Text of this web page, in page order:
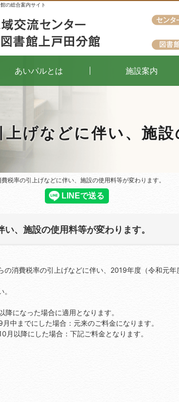
上げなどに伴い、施
の総合案内サイト
費税率の引上げなどに伴い、施設の使用料等が変わります。
、施設の使用料等が変わります。
の消費税率の引上げなどに伴い、2019年度（令和元年
になった場合に適用となります。
中までにした場合：元来のご料金になります。
降にした場合：下記ご料金となります。
費税率の引上げなどに伴い、施設の使用料等が変わります。
受付時間
午前9時～
あいパルとは 施設案内